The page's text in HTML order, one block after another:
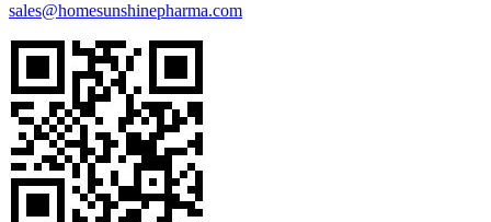
sales@homesunshinepharma.com